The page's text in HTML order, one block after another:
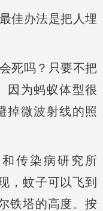
佳办法是把人埋
死吗？只要不把
因为蚂蚁体型很
掉微波射线的照
传染病研究所
，蚊子可以飞到
铁塔的高度。按